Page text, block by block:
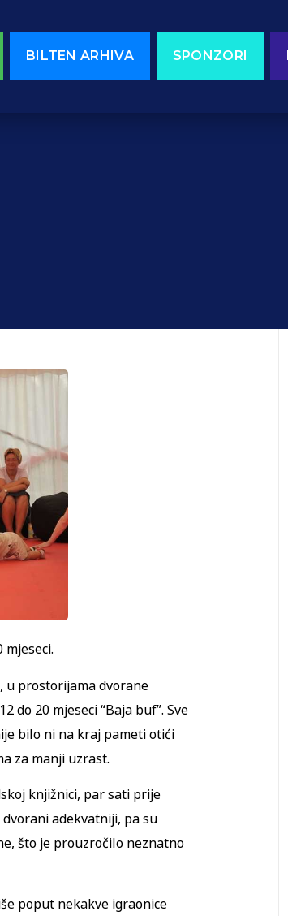
BILTEN ARHIVA SPONZORI
mjeseci.
u prostorijama dvorane
do 20 mjeseci “Baja buf”. Sve
bilo ni na kraj pameti otići
za manji uzrast.
knjižnici, par sati prije
adekvatniji, pa su
što je prouzročilo neznatno
poput nekakve igraonice